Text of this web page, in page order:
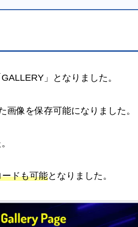
」となりました。
像を保存可能になりました。
ドも可能となりました。